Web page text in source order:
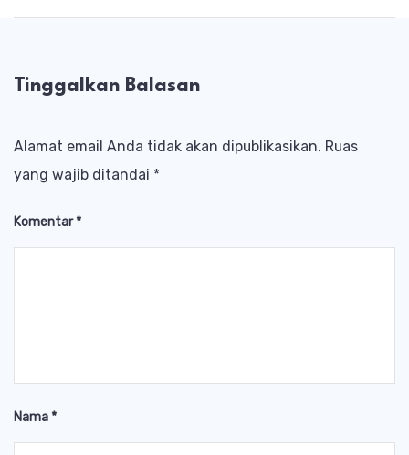
Tinggalkan Balasan
Alamat email Anda tidak akan dipublikasikan. Ruas
yang wajib ditandai *
Komentar*
Nama*